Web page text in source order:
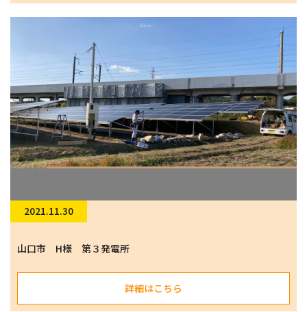
2021.11.30
山口市 H様 第３発電所
詳細はこちら